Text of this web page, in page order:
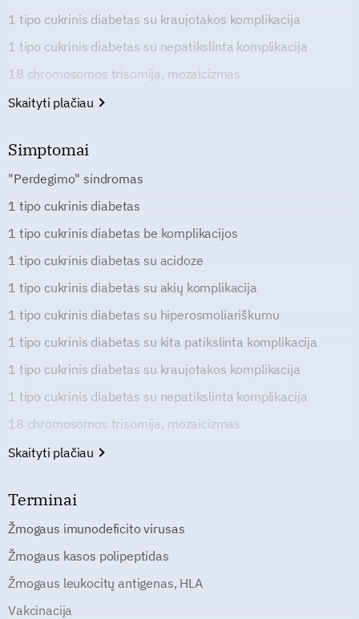
1 tipo cukrinis diabetas su kraujotakos komplikacija
1 tipo cukrinis diabetas su nepatikslinta komplikacija
18 chromosomos trisomija, mozaicizmas
Skaityti plačiau
Simptomai
"Perdegimo" sindromas
1 tipo cukrinis diabetas
1 tipo cukrinis diabetas be komplikacijos
1 tipo cukrinis diabetas su acidoze
1 tipo cukrinis diabetas su akių komplikacija
1 tipo cukrinis diabetas su hiperosmoliariškumu
1 tipo cukrinis diabetas su kita patikslinta komplikacija
1 tipo cukrinis diabetas su kraujotakos komplikacija
1 tipo cukrinis diabetas su nepatikslinta komplikacija
18 chromosomos trisomija, mozaicizmas
Skaityti plačiau
Terminai
Žmogaus imunodeficito virusas
Žmogaus kasos polipeptidas
Žmogaus leukocitų antigenas, HLA
Vakcinacija